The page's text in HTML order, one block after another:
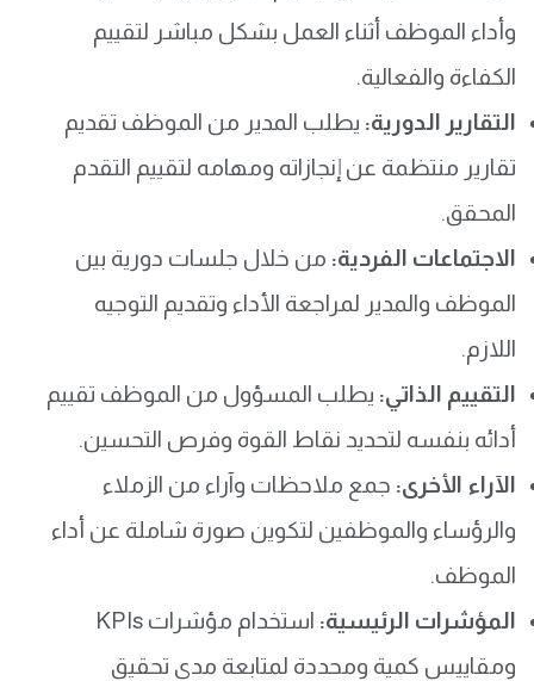
وأداء الموظف أثناء العمل بشكل مباشر لتقييم
الكفاءة والفعالية.
التقارير الدورية: يطلب المدير من الموظف تقديم
تقارير منتظمة عن إنجازاته ومهامه لتقييم التقدم
المحقق.
الاجتماعات الفردية: من خلال جلسات دورية بين
الموظف والمدير لمراجعة الأداء وتقديم التوجيه
اللازم.
التقييم الذاتي: يطلب المسؤول من الموظف تقييم
أدائه بنفسه لتحديد نقاط القوة وفرص التحسين.
الآراء الأخرى: جمع ملاحظات وآراء من الزملاء
والرؤساء والموظفين لتكوين صورة شاملة عن أداء
الموظف.
المؤشرات الرئيسية:
استخدام مؤشرات KPIs
ومقاييس كمية ومحددة لمتابعة مدى تحقيق